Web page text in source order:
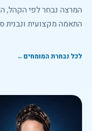
המרצה נבחר לפי הקהל,
התאמה מקצועית ונבנית
לכל נבחרת המומחים←